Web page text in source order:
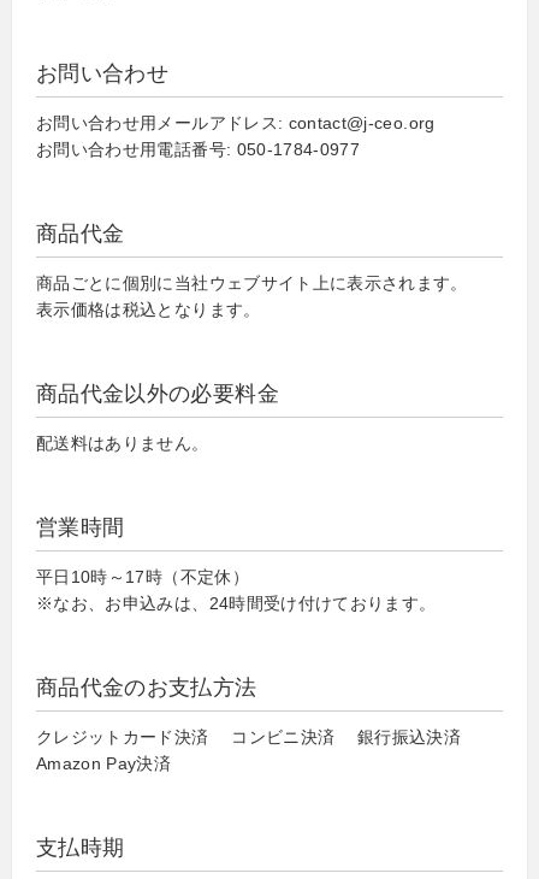
お問い合わせ
お問い合わせ用メールアドレス: contact@j-ceo.org
お問い合わせ用電話番号: 050-1784-0977
商品代金
商品ごとに個別に当社ウェブサイト上に表示されます。
表示価格は税込となります。
商品代金以外の必要料金
配送料はありません。
営業時間
平日10時～17時（不定休）
※なお、お申込みは、24時間受け付けております。
商品代金のお支払方法
クレジットカード決済 コンビニ決済 銀行振込決済
Amazon Pay決済
支払時期